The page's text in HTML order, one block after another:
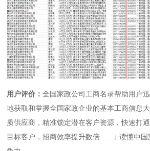
用户评价：全国家政公司工商名录帮助用户
地获取和掌握全国家政企业的基本工商信息
质供应商，精准锁定潜在客户资源，快速打
目标客户，招商效率提升数倍......；读懂中